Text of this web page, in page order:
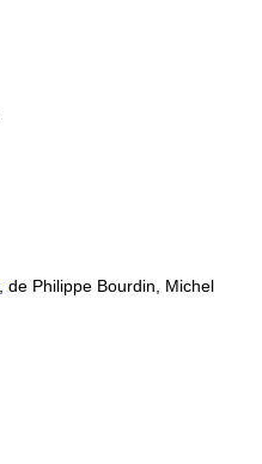
, de Philippe Bourdin, Michel